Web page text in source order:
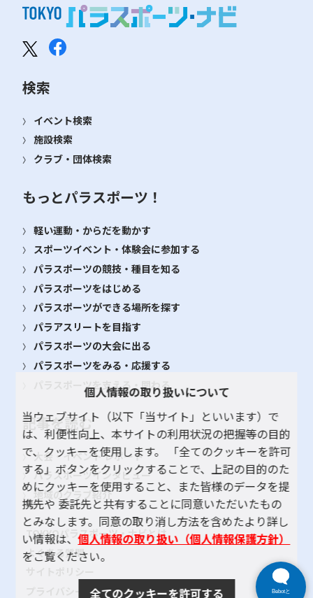
検索
イベント検索
施設検索
クラブ・団体検索
もっとパラスポーツ！
軽い運動・からだを動かす
スポーツイベント・体験会に参加する
パラスポーツの競技・種目を知る
パラスポーツをはじめる
パラスポーツができる場所を探す
パラアスリートを目指す
パラスポーツの大会に出る
パラスポーツをみる・応援する
パラスポーツを支える・関わる
記事を読む
大会・イベント レポート
パラスポーツインタビュー
地域のクラブ紹介
TOKYOパラスポーツ・ナビとは
よくある質問
プライバシーポリシー
個人情報の取り扱いについて
当ウェブサイト（以下「当サイト」といいます）で
は、利便性向上、本サイトの利用状況の把握等の目的
で、クッキーを使用します。 「全てのクッキーを許可
する」ボタンをクリックすることで、上記の目的のた
めにクッキーを使用すること、また皆様のデータを提
携先や 委託先と共有することに同意いただいたもの
とみなします。同意の取り消し方法を含めたより詳し
い情報は、個人情報の取り扱い（個人情報保護方針）
をご覧ください。
全てのクッキーを許可する
Bebotと